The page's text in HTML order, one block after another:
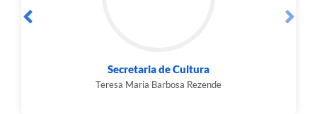
Secretaria de Cultura
Teresa Maria Barbosa Rezende